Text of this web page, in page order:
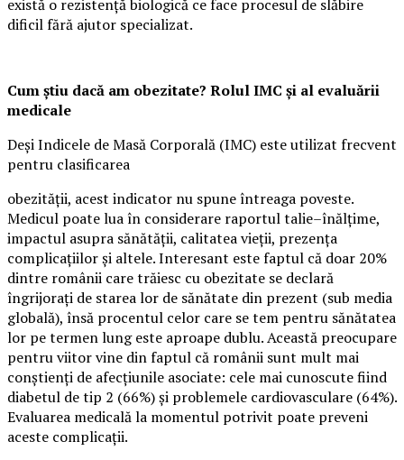
există o rezistență biologică ce face procesul de slăbire
dificil fără ajutor specializat.
Cum știu dacă am obezitate? Rolul IMC și al evaluării
medicale
Deși Indicele de Masă Corporală (IMC) este utilizat frecvent
pentru clasificarea
obezității, acest indicator nu spune întreaga poveste.
Medicul poate lua în considerare raportul talie–înălțime,
impactul asupra sănătății, calitatea vieții, prezența
complicațiilor și altele. Interesant este faptul că doar 20%
dintre românii care trăiesc cu obezitate se declară
îngrijorați de starea lor de sănătate din prezent (sub media
globală), însă procentul celor care se tem pentru sănătatea
lor pe termen lung este aproape dublu. Această preocupare
pentru viitor vine din faptul că românii sunt mult mai
conștienți de afecțiunile asociate: cele mai cunoscute fiind
diabetul de tip 2 (66%) și problemele cardiovasculare (64%).
Evaluarea medicală la momentul potrivit poate preveni
aceste complicații.